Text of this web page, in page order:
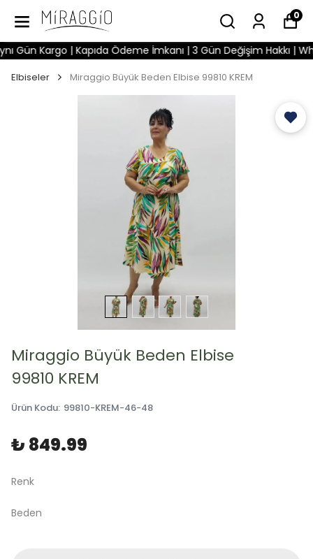
0
Gün Kargo | Kapıda Ödeme İmkanı | 3 Gün Değişim Hakkı |
Elbiseler Miraggio Büyük Beden Elbise 99810 KREM
Miraggio Büyük Beden Elbise
99810 KREM
Ürün Kodu: 99810-KREM-46-48
₺ 849.99
Renk
Beden